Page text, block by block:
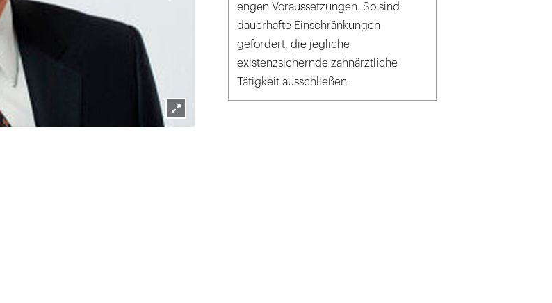
Lightbox
engen Voraussetzungen. So sind
dauerhafte Einschränkungen
gefordert, die jegliche
existenzsichernde zahnärztliche
Tätigkeit ausschließen.